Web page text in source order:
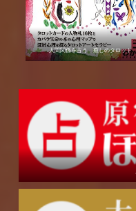
人間関係を占う 癒しのタロット